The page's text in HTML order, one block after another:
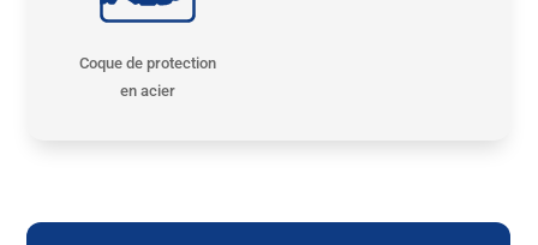
Coque de protection
en acier